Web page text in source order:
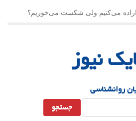
می‌کنیم ولی شکست می‌خوریم؟
نیوز
روانشناسی